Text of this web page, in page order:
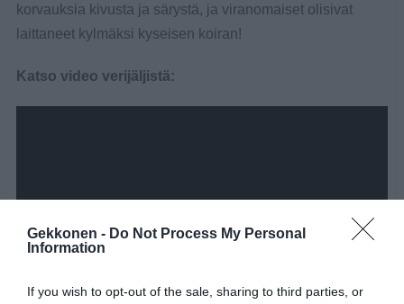
Gekkonen - Do Not Process My Personal
Information
If you wish to opt-out of the sale, sharing to third parties, or
korvauksia kivusta ja särystä, ja viranomaiset olisivat
laittaneet kylmäksi kyseisen koiran!
Katso video verijäljistä: